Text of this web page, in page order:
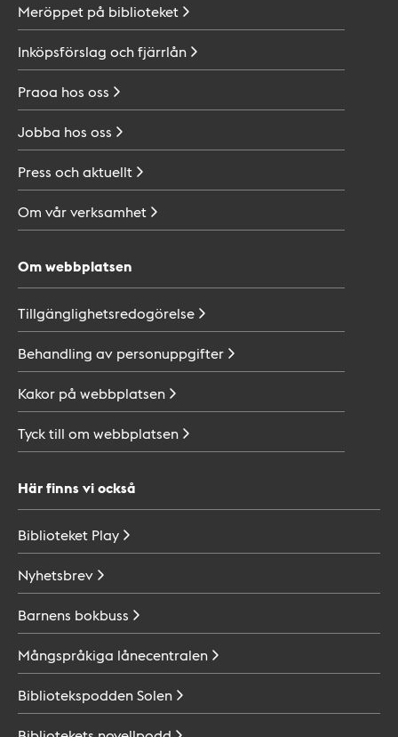
Meröppet på biblioteket
Inköpsförslag ochfjärrlån
Praoa hos oss
Jobba hos oss
Press ochaktuellt
Om vårverksamhet
Om webbplatsen
Tillgänglighetsredogörelse
Behandling av personuppgifter
Kakor på webbplatsen
Tyck till om webbplatsen
Här finns vi också
Biblioteket Play
Nyhetsbrev
Barnens bokbuss
Mångspråkiga lånecentralen
BibliotekspoddenSolen